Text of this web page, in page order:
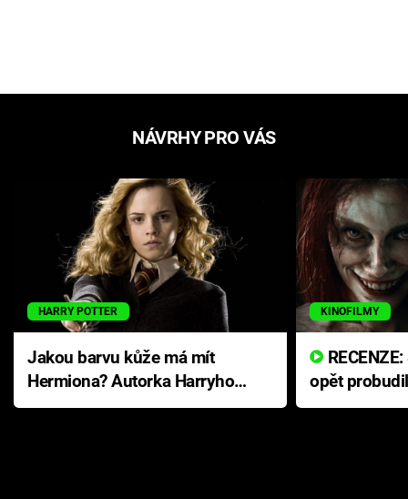
NÁVRHY PRO VÁS
HARRY POTTER
Jakou barvu kůže má mít
Hermiona? Autorka Harryho
Pottera přišla s ráznou
KINOFILMY
opět
přichází s